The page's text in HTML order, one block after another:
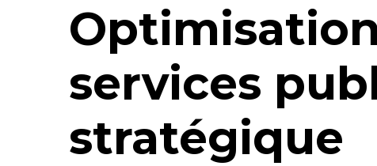
services
stratégique